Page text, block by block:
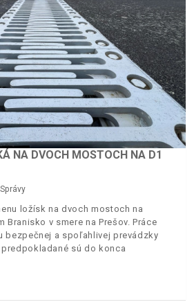
NA DVOCH MOSTOCH NA D1
Správy
ložísk na dvoch mostoch na
Branisko v smere na Prešov. Práce
bezpečnej a spoľahlivej prevádzky
sú do konca